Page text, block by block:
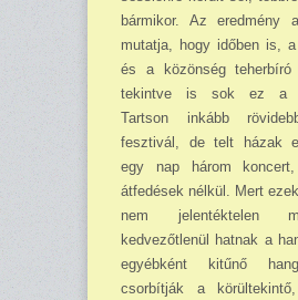
bármikor. Az eredmény
mu­tatja, hogy időben is,
és a közönség teherbíró
tekintve is sok ez a
Tartson inkább
fesztivál, de telt házak
egy nap három
átfedések nélkül. Mert
nem jelentéktelen
kedvezőtlenül hatnak a
egyébként kitűnő
csorbítják a